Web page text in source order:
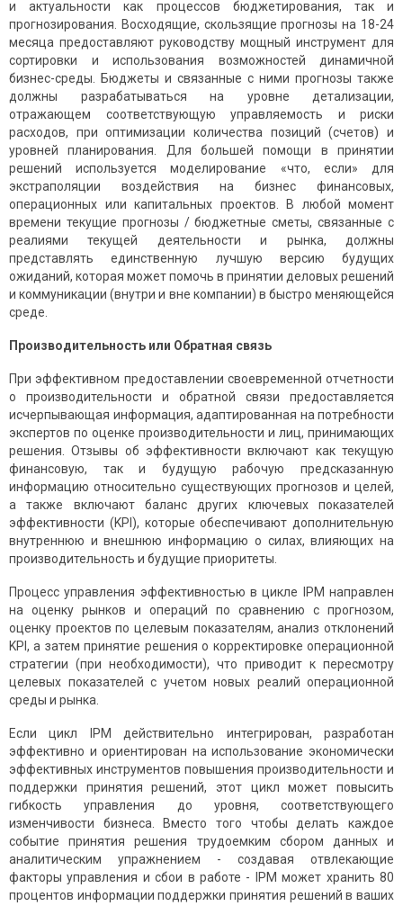
и актуальности как процессов бюджетирования, так и
прогнозирования. Восходящие, скользящие прогнозы на 18-24
месяца предоставляют руководству мощный инструмент для
сортировки и использования возможностей динамичной
бизнес-среды. Бюджеты и связанные с ними прогнозы также
должны разрабатываться на уровне детализации,
отражающем соответствующую управляемость и риски
расходов, при оптимизации количества позиций (счетов) и
уровней планирования. Для большей помощи в принятии
решений используется моделирование «что, если» для
экстраполяции воздействия на бизнес финансовых,
операционных или капитальных проектов. В любой момент
времени текущие прогнозы / бюджетные сметы, связанные с
реалиями текущей деятельности и рынка, должны
представлять единственную лучшую версию будущих
ожиданий, которая может помочь в принятии деловых решений
и коммуникации (внутри и вне компании) в быстро меняющейся
среде.
Производительность или Обратная связь
При эффективном предоставлении своевременной отчетности
о производительности и обратной связи предоставляется
исчерпывающая информация, адаптированная на потребности
экспертов по оценке производительности и лиц, принимающих
решения. Отзывы об эффективности включают как текущую
финансовую, так и будущую рабочую предсказанную
информацию относительно существующих прогнозов и целей,
а также включают баланс других ключевых показателей
эффективности (KPI), которые обеспечивают дополнительную
внутреннюю и внешнюю информацию о силах, влияющих на
производительность и будущие приоритеты.
Процесс управления эффективностью в цикле IPM направлен
на оценку рынков и операций по сравнению с прогнозом,
оценку проектов по целевым показателям, анализ отклонений
KPI, а затем принятие решения о корректировке операционной
стратегии (при необходимости), что приводит к пересмотру
целевых показателей с учетом новых реалий операционной
среды и рынка.
Если цикл IPM действительно интегрирован, разработан
эффективно и ориентирован на использование экономически
эффективных инструментов повышения производительности и
поддержки принятия решений, этот цикл может повысить
гибкость управления до уровня, соответствующего
изменчивости бизнеса. Вместо того чтобы делать каждое
событие принятия решения трудоемким сбором данных и
аналитическим упражнением - создавая отвлекающие
факторы управления и сбои в работе - IPM может хранить 80
процентов информации поддержки принятия решений в ваших